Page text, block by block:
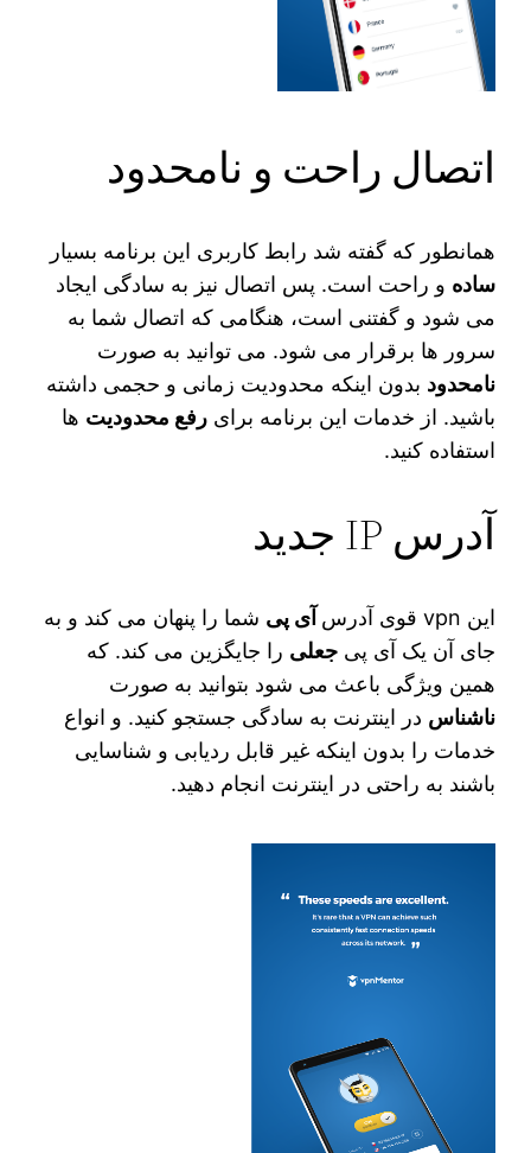
اتصال راحت و نامحدود
همانطور که گفته شد رابط کاربری این برنامه بسیار
ساده و راحت است. پس اتصال نیز به سادگی ایجاد
می‌ شود و گفتنی است، هنگامی که اتصال شما به
سرور ها برقرار می‌ شود. می‌ توانید به صورت
نامحدود بدون اینکه محدودیت زمانی و حجمی داشته
باشید. از خدمات این برنامه برایرفع محدودیت‌ ها
استفاده کنید.
آدرس IP جدید
این vpn قوی آدرس آی پی شما را پنهان می‌ کند و به
جای آن یک آی پیجعلی را جایگزین می‌ کند. که
همین ویژگی باعث می‌ شود بتوانید به صورت
ناشناس در اینترنت به سادگی جستجو کنید. و انواع
خدمات را بدون اینکه غیر قابل ردیابی و شناسایی
باشند به راحتی در اینترنت انجام دهید.